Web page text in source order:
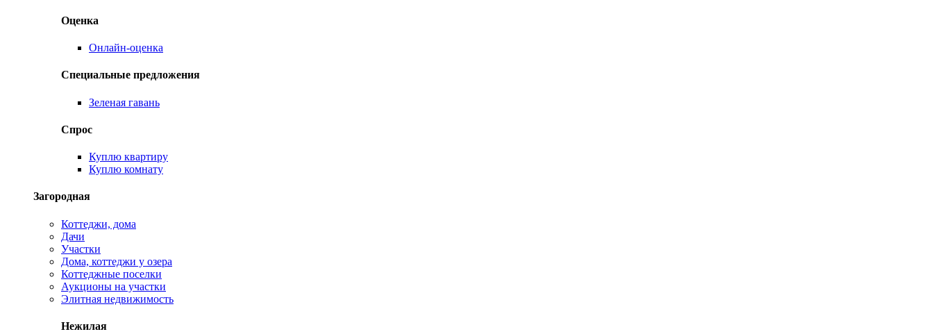
Оценка
Онлайн-оценка
Специальные предложения
Зеленая гавань
Спрос
Куплю квартиру
Куплю комнату
Загородная
Коттеджи, дома
Дачи
Участки
Дома, коттеджи у озера
Коттеджные поселки
Аукционы на участки
Элитная недвижимость
Нежилая